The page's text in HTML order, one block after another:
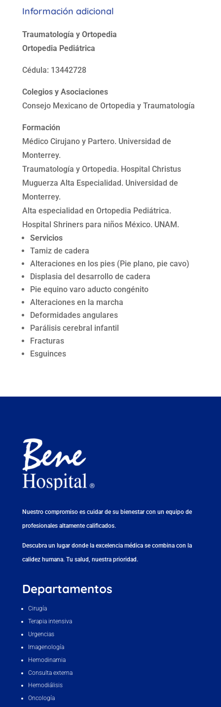
Información adicional
Traumatología y Ortopedia
Ortopedia Pediátrica
Cédula: 13442728
Colegios y Asociaciones
Consejo Mexicano de Ortopedia y Traumatología
Formación
Médico Cirujano y Partero. Universidad de
Monterrey.
Traumatología y Ortopedia. Hospital Christus
Muguerza Alta Especialidad. Universidad de
Monterrey.
Alta especialidad en Ortopedia Pediátrica.
Hospital Shriners para niños México. UNAM.
Servicios
Tamiz de cadera
Alteraciones en los pies (Pie plano, pie cavo)
Displasia del desarrollo de cadera
Pie equino varo aducto congénito
Alteraciones en la marcha
Deformidades angulares
Parálisis cerebral infantil
Fracturas
Esguinces
Nuestro compromiso es cuidar de su bienestar con un equipo de
profesionales altamente calificados.
Descubra un lugar donde la excelencia médica se combina con la
calidez humana. Tu salud, nuestra prioridad.
Departamentos
Cirugía
Terapia intensiva
Urgencias
Imagenología
Hemodinamia
Consulta externa
Hemodiálisis
Oncología